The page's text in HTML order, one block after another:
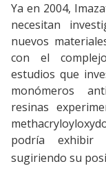
Ya en 2004,
necesitan
nuevos
con el
estudios que
monómeros
resinas
podría exhibir
sugiriendo su